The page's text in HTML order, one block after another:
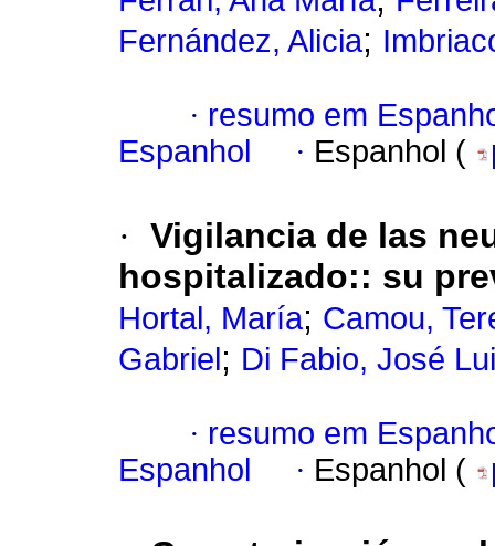
Fernández, Alicia;
· resumo em
Espanhol
· Espanhol (
· Vigilancia de las
hospitalizado:: su
Hortal, María; Camou,
Gabriel ; Di Fabio, José
· resumo em
Espanhol
· Espanhol (